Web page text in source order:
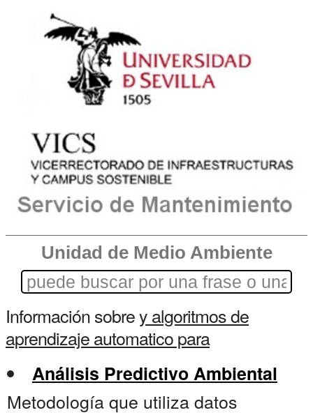
Unidad de Medio Ambiente
Información sobrey algoritmos de
aprendizaje automatico para
Análisis Predictivo Ambiental
Metodología que utiliza datos